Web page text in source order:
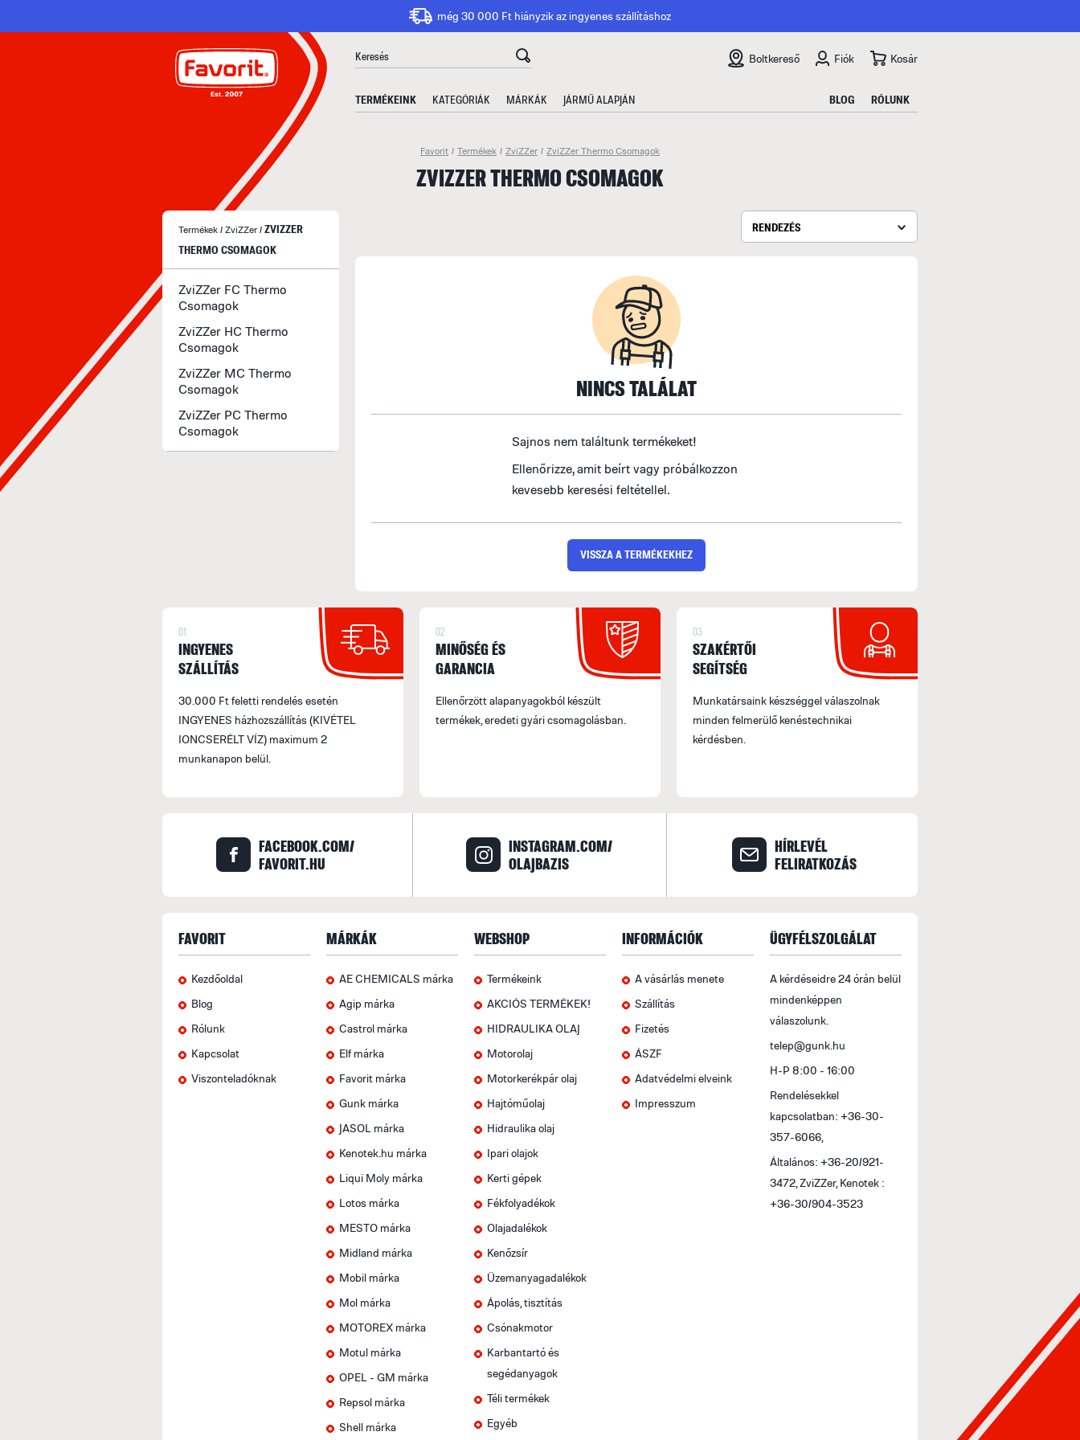
még 30 000 Ft hiányzik az ingyenes szállításhoz
Boltkereső Fiók Kosár
TERMÉKEINK KATEGÓRIÁK MÁRKÁK JÁRMŰ ALAPJÁN BLOG RÓLUNK
Favorit / Termékek / ZviZZer / ZviZZer Thermo Csomagok
ZVIZZER THERMO CSOMAGOK
Termékek / ZviZZer / ZVIZZER
THERMO CSOMAGOK
ZviZZer FC Thermo
Csomagok
ZviZZer HC Thermo
Csomagok
ZviZZer MC Thermo
Csomagok
ZviZZer PC Thermo
Csomagok
RENDEZÉS
NINCS TALÁLAT
Sajnos nem találtunk termékeket!
Ellenőrizze, amit beírt vagy próbálkozzon
kevesebb keresési feltétellel.
VISSZA A TERMÉKEKHEZ
01
INGYENES
SZÁLLÍTÁS
30.000 Ft feletti rendelés esetén
INGYENES házhozszállítás (KIVÉTEL
IONCSERÉLT VÍZ) maximum 2
munkanapon belül.
02
MINŐSÉG ÉS
GARANCIA
Ellenőrzött alapanyagokból készült
termékek, eredeti gyári csomagolásban.
03
SZAKÉRTŐI
SEGÍTSÉG
Munkatársaink készséggel válaszolnak
minden felmerülő kenéstechnikai
kérdésben.
FACEBOOK.COM/
FAVORIT.HU
INSTAGRAM.COM/
OLAJBAZIS
HÍRLEVÉL
FELIRATKOZÁS
FAVORIT
Kezdőoldal
Blog
Rólunk
Kapcsolat
Viszonteladóknak
MÁRKÁK
AE CHEMICALS márka
Agip márka
Castrol márka
Elf márka
Favorit márka
Gunk márka
JASOL márka
Kenotek.hu márka
Liqui Moly márka
Lotos márka
MESTO márka
Midland márka
Mobil márka
Mol márka
MOTOREX márka
Motul márka
OPEL - GM márka
Repsol márka
Shell márka
WEBSHOP
Termékeink
AKCIÓS TERMÉKEK!
HIDRAULIKA OLAJ
Motorolaj
Motorkerékpár olaj
Hajtóműolaj
Hidraulika olaj
Ipari olajok
Kerti gépek
Fékfolyadékok
Olajadalékok
Kenőzsír
Üzemanyagadalékok
Ápolás, tisztítás
Csónakmotor
Karbantartó és
segédanyagok
Téli termékek
Egyéb
INFORMÁCIÓK
A vásárlás menete
Szállítás
Fizetés
ÁSZF
Adatvédelmi elveink
Impresszum
ÜGYFÉLSZOLGÁLAT
A kérdéseidre 24 órán belül
mindenképpen
válaszolunk.
telep@gunk.hu
H-P 8:00 - 16:00
Rendelésekkel
kapcsolatban: +36-30-
357-6066,
Általános: +36-20/921-
3472, ZviZZer, Kenotek :
+36-30/904-3523